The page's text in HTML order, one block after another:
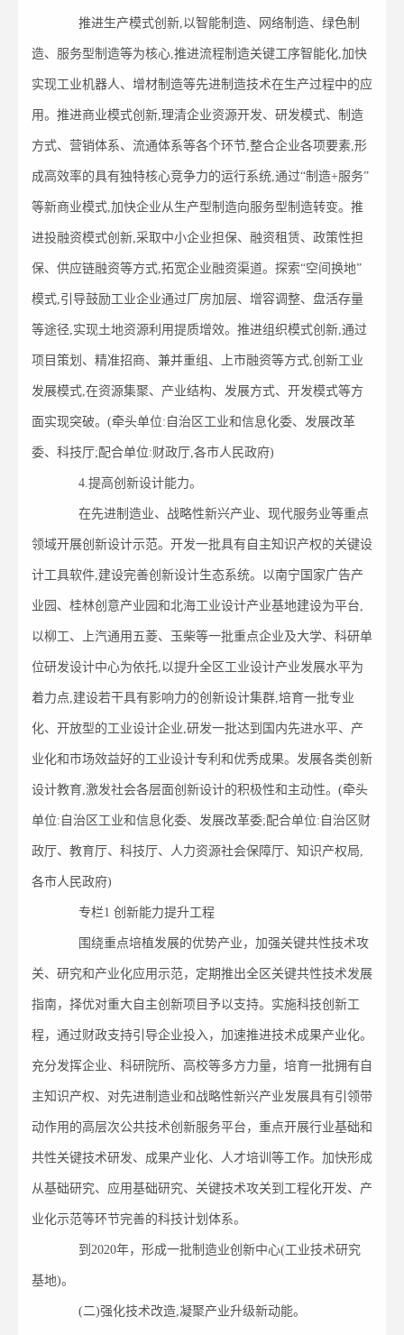
推进生产模式创新,以智能制造、网络制造、绿色制
造、服务型制造等为核心,推进流程制造关键工序智能化,加快
实现工业机器人、增材制造等先进制造技术在生产过程中的应
用。推进商业模式创新,理清企业资源开发、研发模式、制造
方式、营销体系、流通体系等各个环节,整合企业各项要素,形
成高效率的具有独特核心竞争力的运行系统,通过“制造+服务”
等新商业模式,加快企业从生产型制造向服务型制造转变。推
进投融资模式创新,采取中小企业担保、融资租赁、政策性担
保、供应链融资等方式,拓宽企业融资渠道。探索“空间换地”
模式,引导鼓励工业企业通过厂房加层、增容调整、盘活存量
等途径,实现土地资源利用提质增效。推进组织模式创新,通过
项目策划、精准招商、兼并重组、上市融资等方式,创新工业
发展模式,在资源集聚、产业结构、发展方式、开发模式等方
面实现突破。(牵头单位:自治区工业和信息化委、发展改革
委、科技厅;配合单位:财政厅,各市人民政府)
4.提高创新设计能力。
在先进制造业、战略性新兴产业、现代服务业等重点
领域开展创新设计示范。开发一批具有自主知识产权的关键设
计工具软件,建设完善创新设计生态系统。以南宁国家广告产
业园、桂林创意产业园和北海工业设计产业基地建设为平台,
以柳工、上汽通用五菱、玉柴等一批重点企业及大学、科研单
位研发设计中心为依托,以提升全区工业设计产业发展水平为
着力点,建设若干具有影响力的创新设计集群,培育一批专业
化、开放型的工业设计企业,研发一批达到国内先进水平、产
业化和市场效益好的工业设计专利和优秀成果。发展各类创新
设计教育,激发社会各层面创新设计的积极性和主动性。(牵头
单位:自治区工业和信息化委、发展改革委;配合单位:自治区财
政厅、教育厅、科技厅、人力资源社会保障厅、知识产权局,
各市人民政府)
专栏1 创新能力提升工程
围绕重点培植发展的优势产业，加强关键共性技术攻
关、研究和产业化应用示范，定期推出全区关键共性技术发展
指南，择优对重大自主创新项目予以支持。实施科技创新工
程，通过财政支持引导企业投入，加速推进技术成果产业化。
充分发挥企业、科研院所、高校等多方力量，培育一批拥有自
主知识产权、对先进制造业和战略性新兴产业发展具有引领带
动作用的高层次公共技术创新服务平台，重点开展行业基础和
共性关键技术研发、成果产业化、人才培训等工作。加快形成
从基础研究、应用基础研究、关键技术攻关到工程化开发、产
业化示范等环节完善的科技计划体系。
到2020年，形成一批制造业创新中心(工业技术研究
基地)。
(二)强化技术改造,凝聚产业升级新动能。